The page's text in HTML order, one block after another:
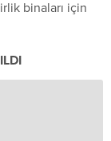
binaları için